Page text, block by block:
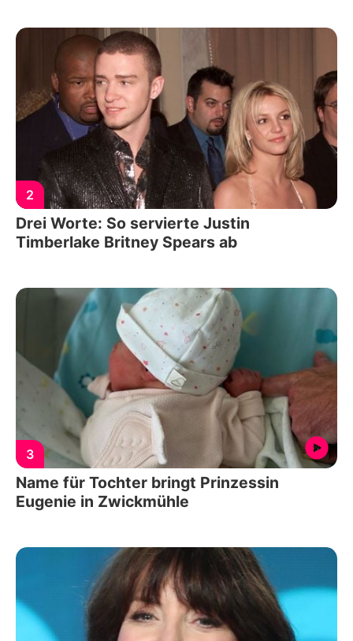
2
Drei Worte: So servierte Justin
Timberlake Britney Spears ab
3
Name für Tochter bringt Prinzessin
Eugenie in Zwickmühle